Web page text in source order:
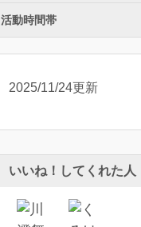
活動時間帯
2025/11/24更新
いいね！してくれた人